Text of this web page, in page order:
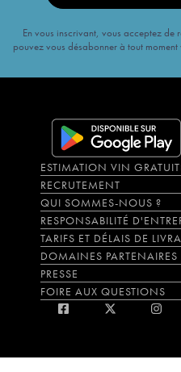
En vous inscrivant, vous acceptez
pouvez vous désabonner à tout
ESTIMATION VIN
RECRUTEMENT
QUI SOMMES-NOUS ?
RESPONSABILITÉ
TARIFS ET DÉLAIS DE
DOMAINES PARTENAIRES
PRESSE
FOIRE AUX QUESTIONS